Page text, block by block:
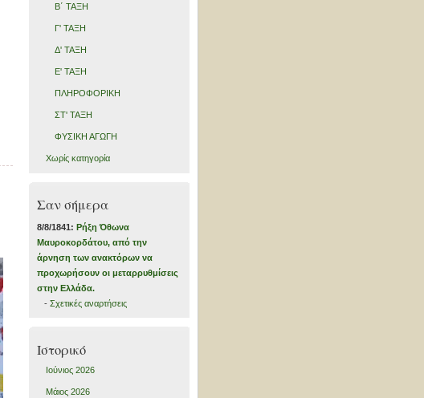
Β΄ ΤΑΞΗ
Γ' ΤΑΞΗ
Δ' ΤΑΞΗ
Ε' ΤΑΞΗ
ΠΛΗΡΟΦΟΡΙΚΗ
ΣΤ' ΤΑΞΗ
ΦΥΣΙΚΗ ΑΓΩΓΗ
Χωρίς κατηγορία
Σαν σήμερα
8/8/1841: Ρήξη Όθωνα 
Μαυροκορδάτου, από την
άρνηση των ανακτόρων να
προχωρήσουν οι μεταρρυθμίσεις
στην Ελλάδα.
- Σχετικές αναρτήσεις
Ιστορικό
Ιούνιος 2026
Μάιος 2026